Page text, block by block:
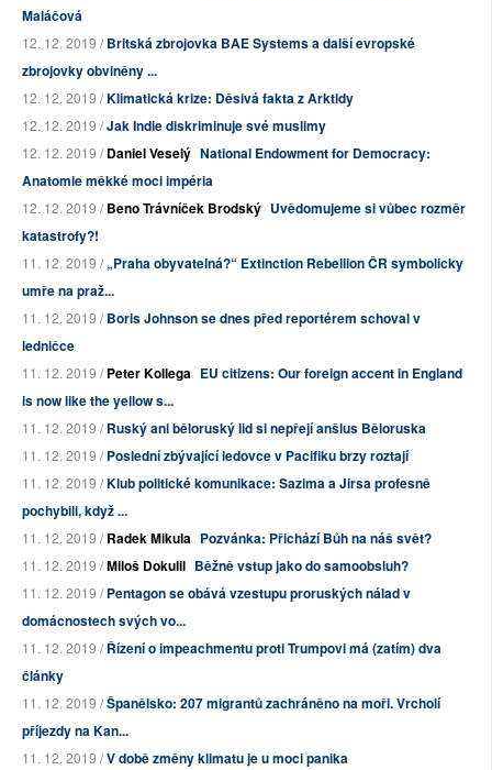
Maláčová
12. 12. 2019 /Britská zbrojovka BAE Systems a další evropské
zbrojovky obviněny ...
12. 12. 2019 /Klimatická krize: Děsivá fakta z Arktidy
12. 12. 2019 /Jak Indie diskriminuje své muslimy
12. 12. 2019 /Daniel Veselý National Endowment for Democracy:
Anatomie měkké moci impéria
12. 12. 2019 /Beno Trávníček Brodský Uvědomujeme si vůbec rozměr
katastrofy?!
11. 12. 2019 /„Praha obyvatelná?“ Extinction Rebellion ČR symbolicky
umře na praž...
11. 12. 2019 /Boris Johnson se dnes před reportérem schoval v
ledničce
11. 12. 2019 /Peter Kollega EU citizens: Our foreign accent in England
is now like the yellow s...
11. 12. 2019 /Ruský ani běloruský lid si nepřejí anšlus Běloruska
11. 12. 2019 /Poslední zbývající ledovce v Pacifiku brzy roztají
11. 12. 2019 /Klub politické komunikace: Sazima a Jirsa profesně
pochybili, když ...
11. 12. 2019 /Radek Mikula Pozvánka: Přichází Bůh na náš svět?
11. 12. 2019 /Miloš Dokulil Běžně vstup jako do samoobsluh?
11. 12. 2019 /Pentagon se obává vzestupu proruských nálad v
domácnostech svých vo...
11. 12. 2019 /Řízení o impeachmentu proti Trumpovi má (zatím) dva
články
11. 12. 2019 /Španělsko: 207 migrantů zachráněno na moři. Vrcholí
příjezdy na Kan...
11. 12. 2019 /V době změny klimatu je u moci panika